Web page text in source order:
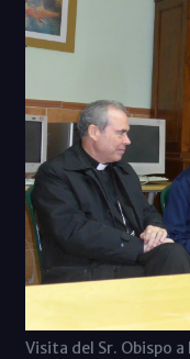
Visita del Sr. Obispo